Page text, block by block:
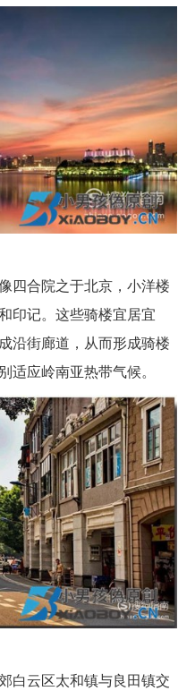
四合院之于北京，小洋楼
印记。这些骑楼宜居宜
沿街廊道，从而形成骑楼
适应岭南亚热带气候。
白云区太和镇与良田镇交